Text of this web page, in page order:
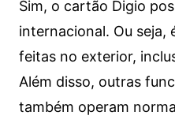
Sim, o cartão Digio
internacional. Ou seja,
feitas no exterior,
Além disso, outras
também operam